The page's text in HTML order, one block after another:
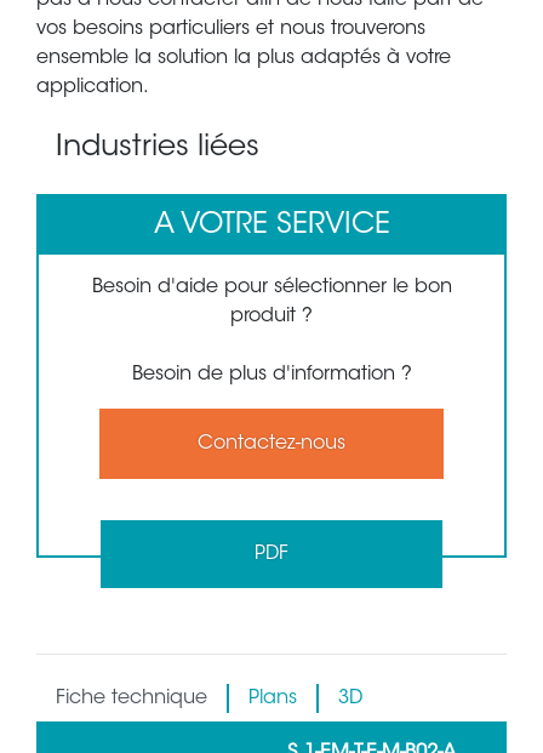
vos besoins particuliers et nous trouverons
ensemble la solution la plus adaptés à votre
application.
Industries liées
A VOTRE SERVICE
Besoin d'aide pour sélectionner le bon
produit ?
Besoin de plus d'information ?
Contactez-nous
PDF
Fiche technique Plans 3D